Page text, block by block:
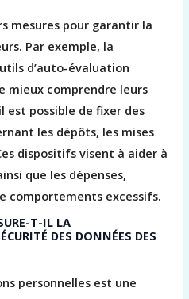
mesures pour garantir la
Par exemple, la
d’auto-évaluation
mieux comprendre leurs
est possible de fixer des
les dépôts, les mises
dispositifs visent à aider à
que les dépenses,
comportements excessifs.
T-IL LA
DES DONNÉES DES
personnelles est une